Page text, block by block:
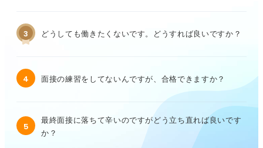
3 どうしても働きたくないです。どうすれば良いですか？
4 面接の練習をしてないんですが、合格できますか？
5
最終面接に落ちて辛いのですがどう立ち直れば良いです
か？